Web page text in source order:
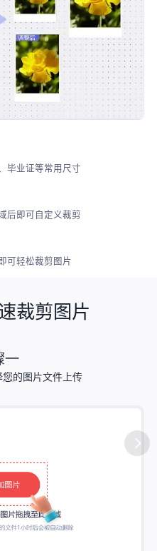
毕业证等常用尺寸
后即可自定义裁剪
可轻松裁剪图片
裁剪图片
一
的图片文件上传